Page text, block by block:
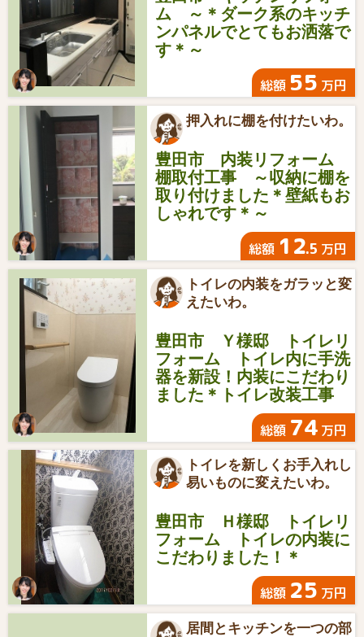
ム ～＊ダーク系のキッチ
ンパネルでとてもお洒落で
す＊～
総額 55 万円
押入れに棚を付けたいわ。
豊田市 内装リフォーム
棚取付工事 ～収納に棚を
取り付けました＊壁紙もお
しゃれです＊～
総額 12.5 万円
トイレの内装をガラッと変
えたいわ。
豊田市 Ｙ様邸 トイレリ
フォーム トイレ内に手洗
器を新設！内装にこだわり
ました＊トイレ改装工事
総額 74 万円
トイレを新しくお手入れし
易いものに変えたいわ。
豊田市 Ｈ様邸 トイレリ
フォーム トイレの内装に
こだわりました！＊
総額 25 万円
居間とキッチンを一つの部